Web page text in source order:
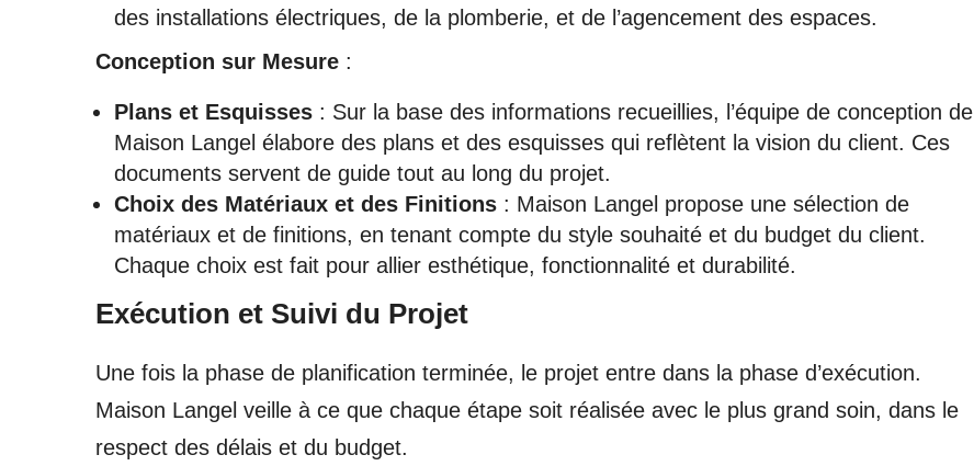
des installations électriques, de la plomberie, et de l’agencement des espaces.
Conception sur Mesure :
Plans et Esquisses : Sur la base des informations recueillies, l’équipe de conception de
Maison Langel élabore des plans et des esquisses qui reflètent la vision du client. Ces
documents servent de guide tout au long du projet.
Choix des Matériaux et des Finitions : Maison Langel propose une sélection de
matériaux et de finitions, en tenant compte du style souhaité et du budget du client.
Chaque choix est fait pour allier esthétique, fonctionnalité et durabilité.
Exécution et Suivi du Projet
Une fois la phase de planification terminée, le projet entre dans la phase d’exécution.
Maison Langel veille à ce que chaque étape soit réalisée avec le plus grand soin, dans le
respect des délais et du budget.